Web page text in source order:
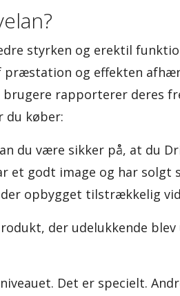
styrken og erektil
og effekten
rapporterer deres
du køber:
du være sikker på, at du
et godt image og har solgt
opbygget tilstrækkelig
der udelukkende
Det er specielt.